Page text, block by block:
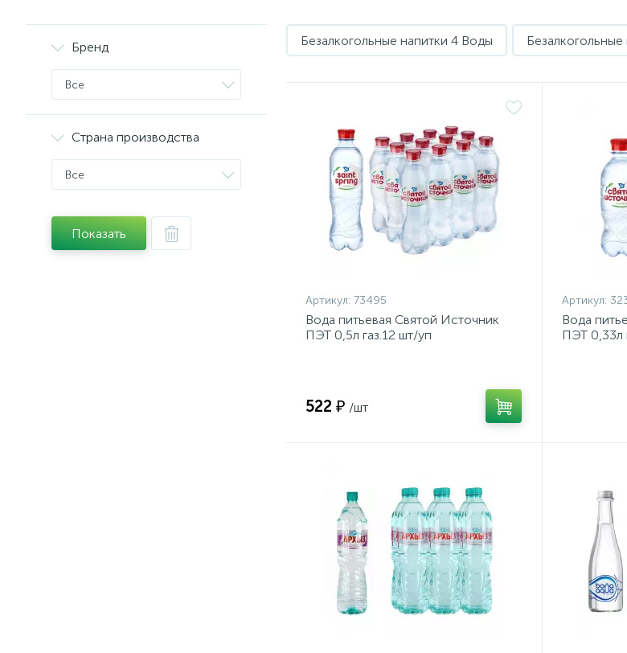
Бренд
Все
Страна производства
Все
Показать
Безалкогольные напитки 4 Воды
Артикул: 73495
Вода питьевая Святой Источник
ПЭТ 0,5л газ.12 шт/уп
522 ₽ /шт
Артикул:
Вода
ПЭТ 0,33л